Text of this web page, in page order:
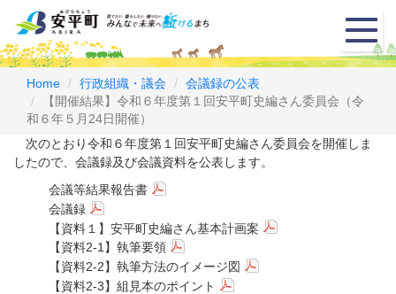
メ
ニ
ュ
Home 行政組織・議会
会議録の公表
【開催結果】令和６年度第１回安平町史編さん委員会（令
和６年５月24日開催）
次のとおり令和６年度第１回安平町史編さん委員会を開催しま
したので、会議録及び会議資料を公表します。
会議等結果報告書
会議録
【資料１】安平町史編さん基本計画案
【資料2-1】執筆要領
【資料2-2】執筆方法のイメージ図
【資料2-3】組見本のポイント